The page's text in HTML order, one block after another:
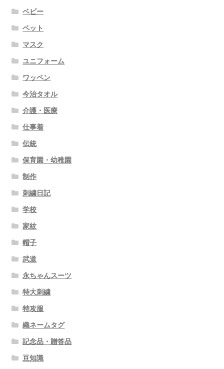
ベビー
ペット
マスク
ユニフォーム
ワッペン
今治タオル
介護・医療
仕事着
伝統
保育園・幼稚園
制作
刺繍日記
学校
家紋
帽子
武道
永ちゃんスーツ
特大刺繍
特攻服
織ネームタグ
記念品・贈答品
豆知識